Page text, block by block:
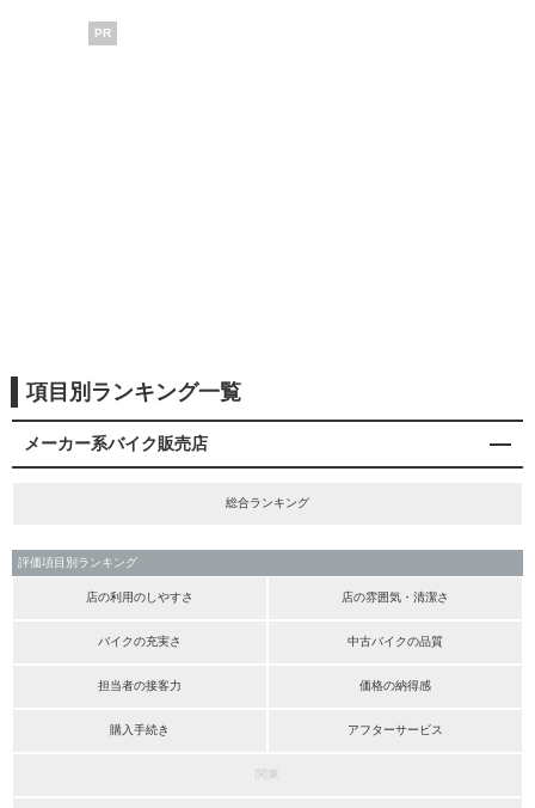
PR
項目別ランキング一覧
メーカー系バイク販売店
総合ランキング
評価項目別ランキング
店の利用のしやすさ 店の雰囲気・清潔さ
バイクの充実さ 中古バイクの品質
担当者の接客力 価格の納得感
購入手続き アフターサービス
関東